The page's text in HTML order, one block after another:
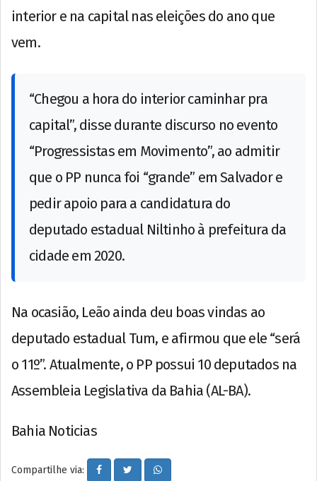
interior e na capital nas eleições do ano que
vem.
“Chegou a hora do interior caminhar pra
capital”, disse durante discurso no evento
“Progressistas em Movimento”, ao admitir
que o PP nunca foi “grande” em Salvador e
pedir apoio para a candidatura do
deputado estadual Niltinho à prefeitura da
cidade em 2020.
Na ocasião, Leão ainda deu boas vindas ao
deputado estadual Tum, e afirmou que ele “será
o 11º”. Atualmente, o PP possui 10 deputados na
Assembleia Legislativa da Bahia (AL-BA).
Bahia Noticias
Compartilhe via: